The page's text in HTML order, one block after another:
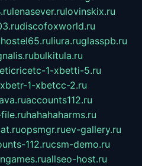
lenasever.rulovinskix.ru
discofoxworld.ru
hostel65.ruliura.ruglasspb.ru
bulkitula.ru
1-xbetti-5.ru
1-xbetcc-2.ru
accounts112.ru
hahahaharms.ru
opsmgr.ruev-gallery.ru
112.rucsm-demo.ru
allseo-host.ru